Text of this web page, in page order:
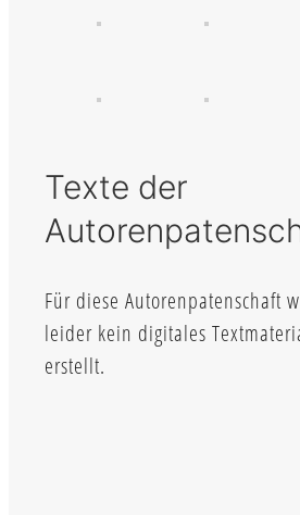
Texte der
Für diese Autorenpatenschaft
leider kein digitales
erstellt.